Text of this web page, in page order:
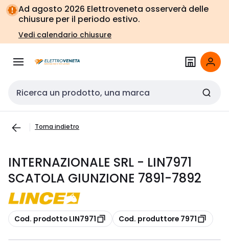
Vai alla
navigazione
Vai
alla
pagina
Ad agosto 2026 Elettroveneta osserverà delle
chiusure per il periodo estivo.
Vedi calendario chiusure
Cerca input
Torna indietro
INTERNAZIONALE SRL - LIN7971
SCATOLA GIUNZIONE 7891-7892
copia
Cod. prodotto LIN7971 copia
Cod. produttore 7971